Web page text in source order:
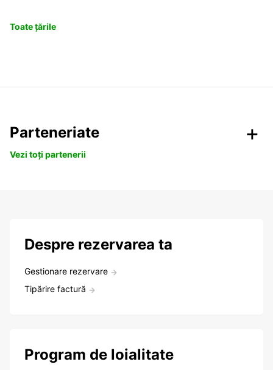
Toate țările
Parteneriate
Vezi toți partenerii
Despre rezervarea ta
Gestionare rezervare
Tipărire factură
Program de loialitate